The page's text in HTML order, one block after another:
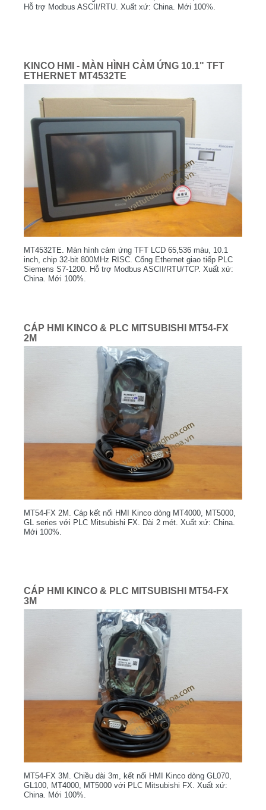
Hỗ trợ Modbus ASCII/RTU. Xuất xứ: China. Mới 100%.
KINCO HMI - MÀN HÌNH CẢM ỨNG 10.1" TFT
ETHERNET MT4532TE
MT4532TE. Màn hình cảm ứng TFT LCD 65,536 màu, 10.1
inch, chip 32-bit 800MHz RISC. Cổng Ethernet giao tiếp PLC
Siemens S7-1200. Hỗ trợ Modbus ASCII/RTU/TCP. Xuất xứ:
China. Mới 100%.
CÁP HMI KINCO & PLC MITSUBISHI MT54-FX
2M
MT54-FX 2M. Cáp kết nối HMI Kinco dòng MT4000, MT5000,
GL series với PLC Mitsubishi FX. Dài 2 mét. Xuất xứ: China.
Mới 100%.
CÁP HMI KINCO & PLC MITSUBISHI MT54-FX
3M
MT54-FX 3M. Chiều dài 3m, kết nối HMI Kinco dòng GL070,
GL100, MT4000, MT5000 với PLC Mitsubishi FX. Xuất xứ:
China. Mới 100%.